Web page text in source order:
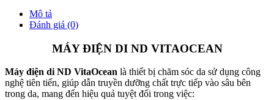
Mô tả
Đánh giá (0)
MÁY ĐIỆN DI ND VITAOCEAN
Máy điện di ND VitaOcean là thiết bị chăm sóc da sử dụng công
nghệ tiên tiến, giúp dẫn truyền dưỡng chất trực tiếp vào sâu bên
trong da, mang đến hiệu quả tuyệt đối trong việc: